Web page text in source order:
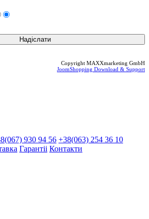
Copyright MAXXmarketing GmbH
JoomShopping Download & Support
930 94 56 +38(063) 254 36 10
Гарантіi Контакти